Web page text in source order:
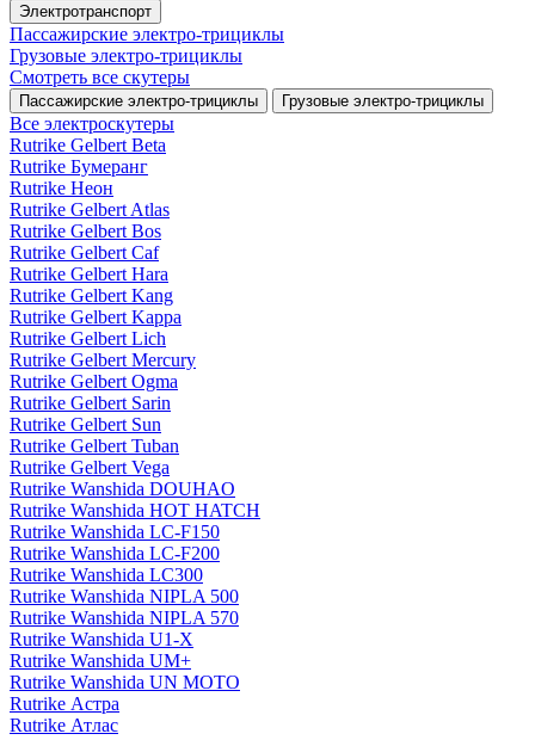
Электротранспорт
Пассажирские электро‑трициклы
Грузовые электро‑трициклы
Смотреть все скутеры
Пассажирские электро‑трициклы Грузовые электро‑трициклы
Все электро­скутеры
Rutrike Gelbert Beta
Rutrike Бумеранг
Rutrike Неон
Rutrike Gelbert Atlas
Rutrike Gelbert Bos
Rutrike Gelbert Caf
Rutrike Gelbert Hara
Rutrike Gelbert Kang
Rutrike Gelbert Kappa
Rutrike Gelbert Lich
Rutrike Gelbert Mercury
Rutrike Gelbert Ogma
Rutrike Gelbert Sarin
Rutrike Gelbert Sun
Rutrike Gelbert Tuban
Rutrike Gelbert Vega
Rutrike Wanshida DOUHAO
Rutrike Wanshida HOT HATCH
Rutrike Wanshida LC-F150
Rutrike Wanshida LC-F200
Rutrike Wanshida LC300
Rutrike Wanshida NIPLA 500
Rutrike Wanshida NIPLA 570
Rutrike Wanshida U1-X
Rutrike Wanshida UM+
Rutrike Wanshida UN MOTO
Rutrike Астра
Rutrike Атлас